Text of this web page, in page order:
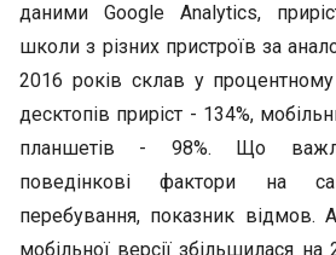
даними Google Analytics,
школи з різних пристроїв за
2016 років склав у
десктопів приріст - 134%,
планшетів - 98%. Що
поведінкові фактори на
перебування, показник відмов.
мобільної версії збільшилася на